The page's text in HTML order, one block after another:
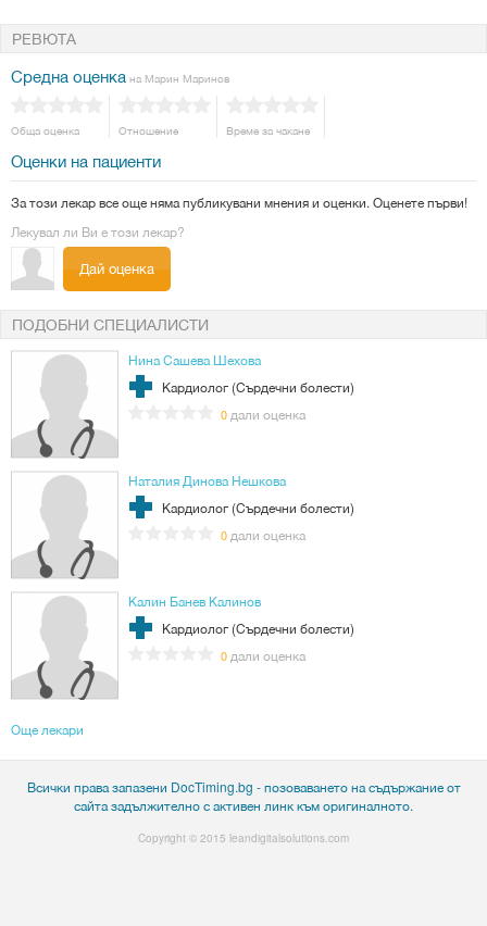
РЕВЮТА
Средна оценка на Марин Маринов
Обща оценка Отношение Време за чакане
Оценки на пациенти
За този лекар все още няма публикувани мнения и оценки. Оценете първи!
Лекувал ли Ви е този лекар?
Дай оценка
ПОДОБНИ СПЕЦИАЛИСТИ
Нина Сашева Шехова
Кардиолог (Сърдечни болести)
0 дали оценка
Наталия Динова Нешкова
Кардиолог (Сърдечни болести)
0 дали оценка
Калин Банев Калинов
Кардиолог (Сърдечни болести)
0 дали оценка
Още лекари
Всички права запазени DocTiming.bg - позоваването на съдържание от
сайта задължително с активен линк към оригиналното.
Copyright © 2015 leandigitalsolutions.com